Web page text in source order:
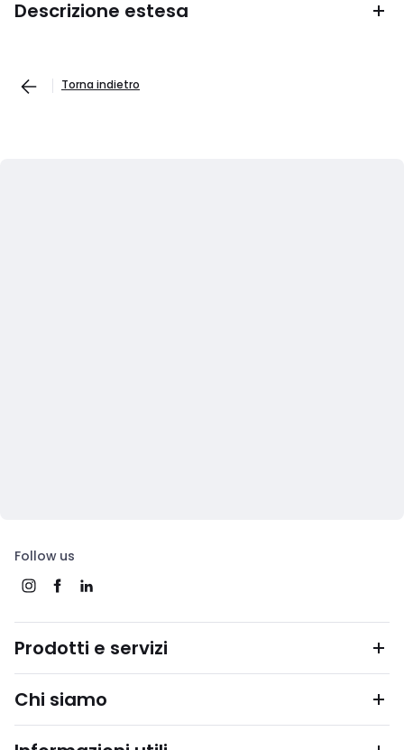
Descrizione estesa
Torna indietro
Follow us
Prodotti e servizi
Chi siamo